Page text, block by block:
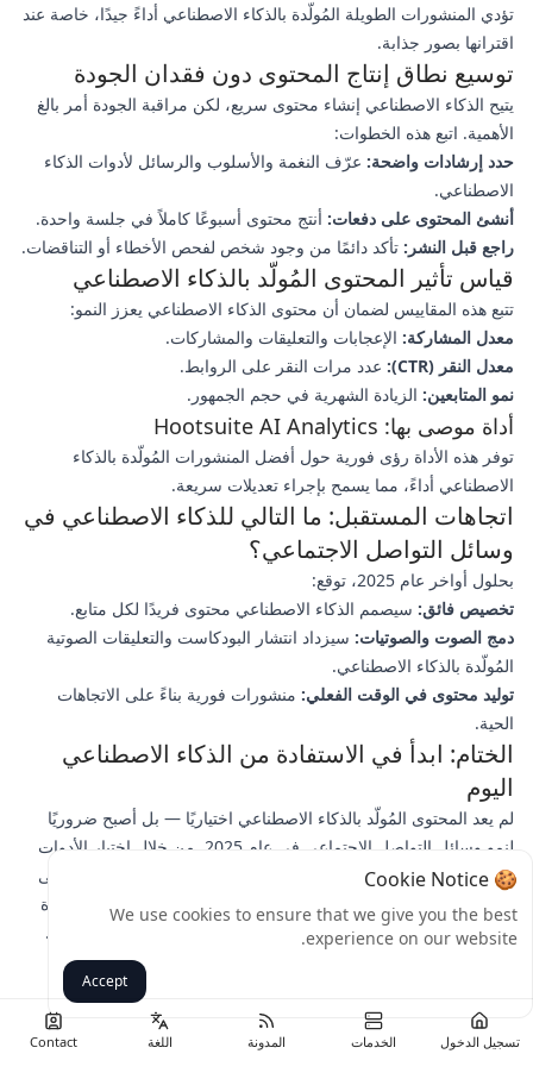
تسجيل الدخول الخدمات المدونة اللغة Contact
تؤدي المنشورات الطويلة المُولّدة بالذكاء الاصطناعي أداءً جيدًا، خاصة عند
اقترانها بصور جذابة.
توسيع نطاق إنتاج المحتوى دون فقدان الجودة
يتيح الذكاء الاصطناعي إنشاء محتوى سريع، لكن مراقبة الجودة أمر بالغ
الأهمية. اتبع هذه الخطوات:
حدد إرشادات واضحة: عرّف النغمة والأسلوب والرسائل لأدوات الذكاء
الاصطناعي.
أنشئ المحتوى على دفعات: أنتج محتوى أسبوعًا كاملاً في جلسة واحدة.
راجع قبل النشر: تأكد دائمًا من وجود شخص لفحص الأخطاء أو التناقضات.
قياس تأثير المحتوى المُولّد بالذكاء الاصطناعي
تتبع هذه المقاييس لضمان أن محتوى الذكاء الاصطناعي يعزز النمو:
معدل المشاركة: الإعجابات والتعليقات والمشاركات.
معدل النقر (CTR):
عدد مرات النقر على الروابط.
نمو المتابعين: الزيادة الشهرية في حجم الجمهور.
أداة موصى بها: Hootsuite AI Analytics
توفر هذه الأداة رؤى فورية حول أفضل المنشورات المُولّدة بالذكاء
الاصطناعي أداءً، مما يسمح بإجراء تعديلات سريعة.
اتجاهات المستقبل: ما التالي للذكاء الاصطناعي في
وسائل التواصل الاجتماعي؟
بحلول أواخر عام 2025، توقع:
تخصيص فائق: سيصمم الذكاء الاصطناعي محتوى فريدًا لكل متابع.
دمج الصوت والصوتيات: سيزداد انتشار البودكاست والتعليقات الصوتية
المُولّدة بالذكاء الاصطناعي.
توليد محتوى في الوقت الفعلي: منشورات فورية بناءً على الاتجاهات
الحية.
الختام: ابدأ في الاستفادة من الذكاء الاصطناعي
اليوم
لم يعد المحتوى المُولّد بالذكاء الاصطناعي اختياريًا — بل أصبح ضروريًا
لنمو وسائل التواصل الاجتماعي في عام 2025. من خلال اختيار الأدوات
المناسبة، والحفاظ على الأصالة، وتتبع الأداء، يمكنك تعزيز وجودك على
الإنترنت بكفاءة.
هل أنت مستعد للبدء؟
اختر أداة ذكاء اصطناعي واحدة
هذا الأسبوع وجربها في حملتك التالية على وسائل التواصل الاجتماعي.
🍪 Cookie Notice
We use cookies to ensure that we give you the best
experience on our website.
Accept